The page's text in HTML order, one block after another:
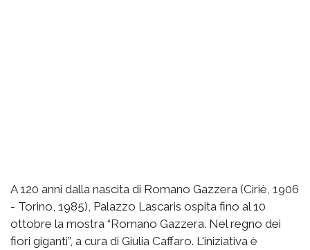
A 120 anni dalla nascita di Romano Gazzera (Ciriè, 1906
- Torino, 1985), Palazzo Lascaris ospita fino al 10
ottobre la mostra “Romano Gazzera. Nel regno dei
fiori giganti”, a cura di Giulia Caffaro. L'iniziativa è